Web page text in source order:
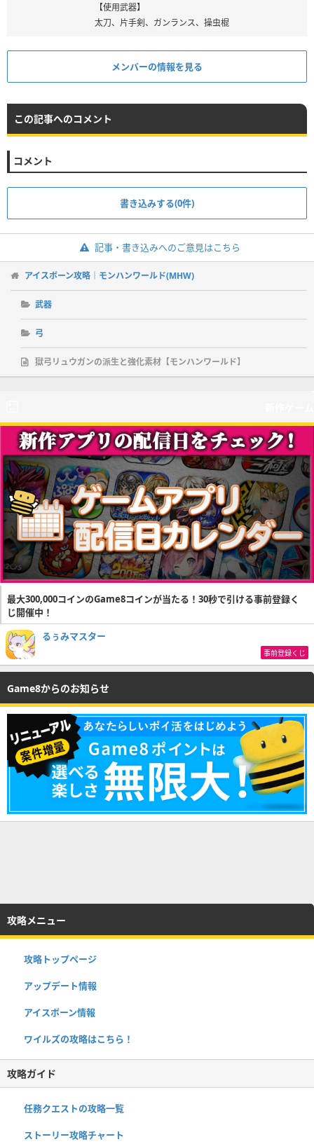
【使用武器】
太刀、片手剣、ガンランス、操虫棍
メンバーの情報を見る
この記事へのコメント
コメント
書き込みする(0件)
記事・書き込みへのご意見はこちら
アイスボーン攻略｜モンハンワールド(MHW)
武器
弓
獄弓リュウガンの派生と強化素材【モンハンワールド】
最大300,000コインのGame8コインが当たる！30秒で引ける事前登録く
じ開催中！
るぅみマスター
事前登録くじ
Game8からのお知らせ
攻略メニュー
攻略トップページ
アップデート情報
アイスボーン情報
ワイルズの攻略はこちら！
攻略ガイド
任務クエストの攻略一覧
ストーリー攻略チャート